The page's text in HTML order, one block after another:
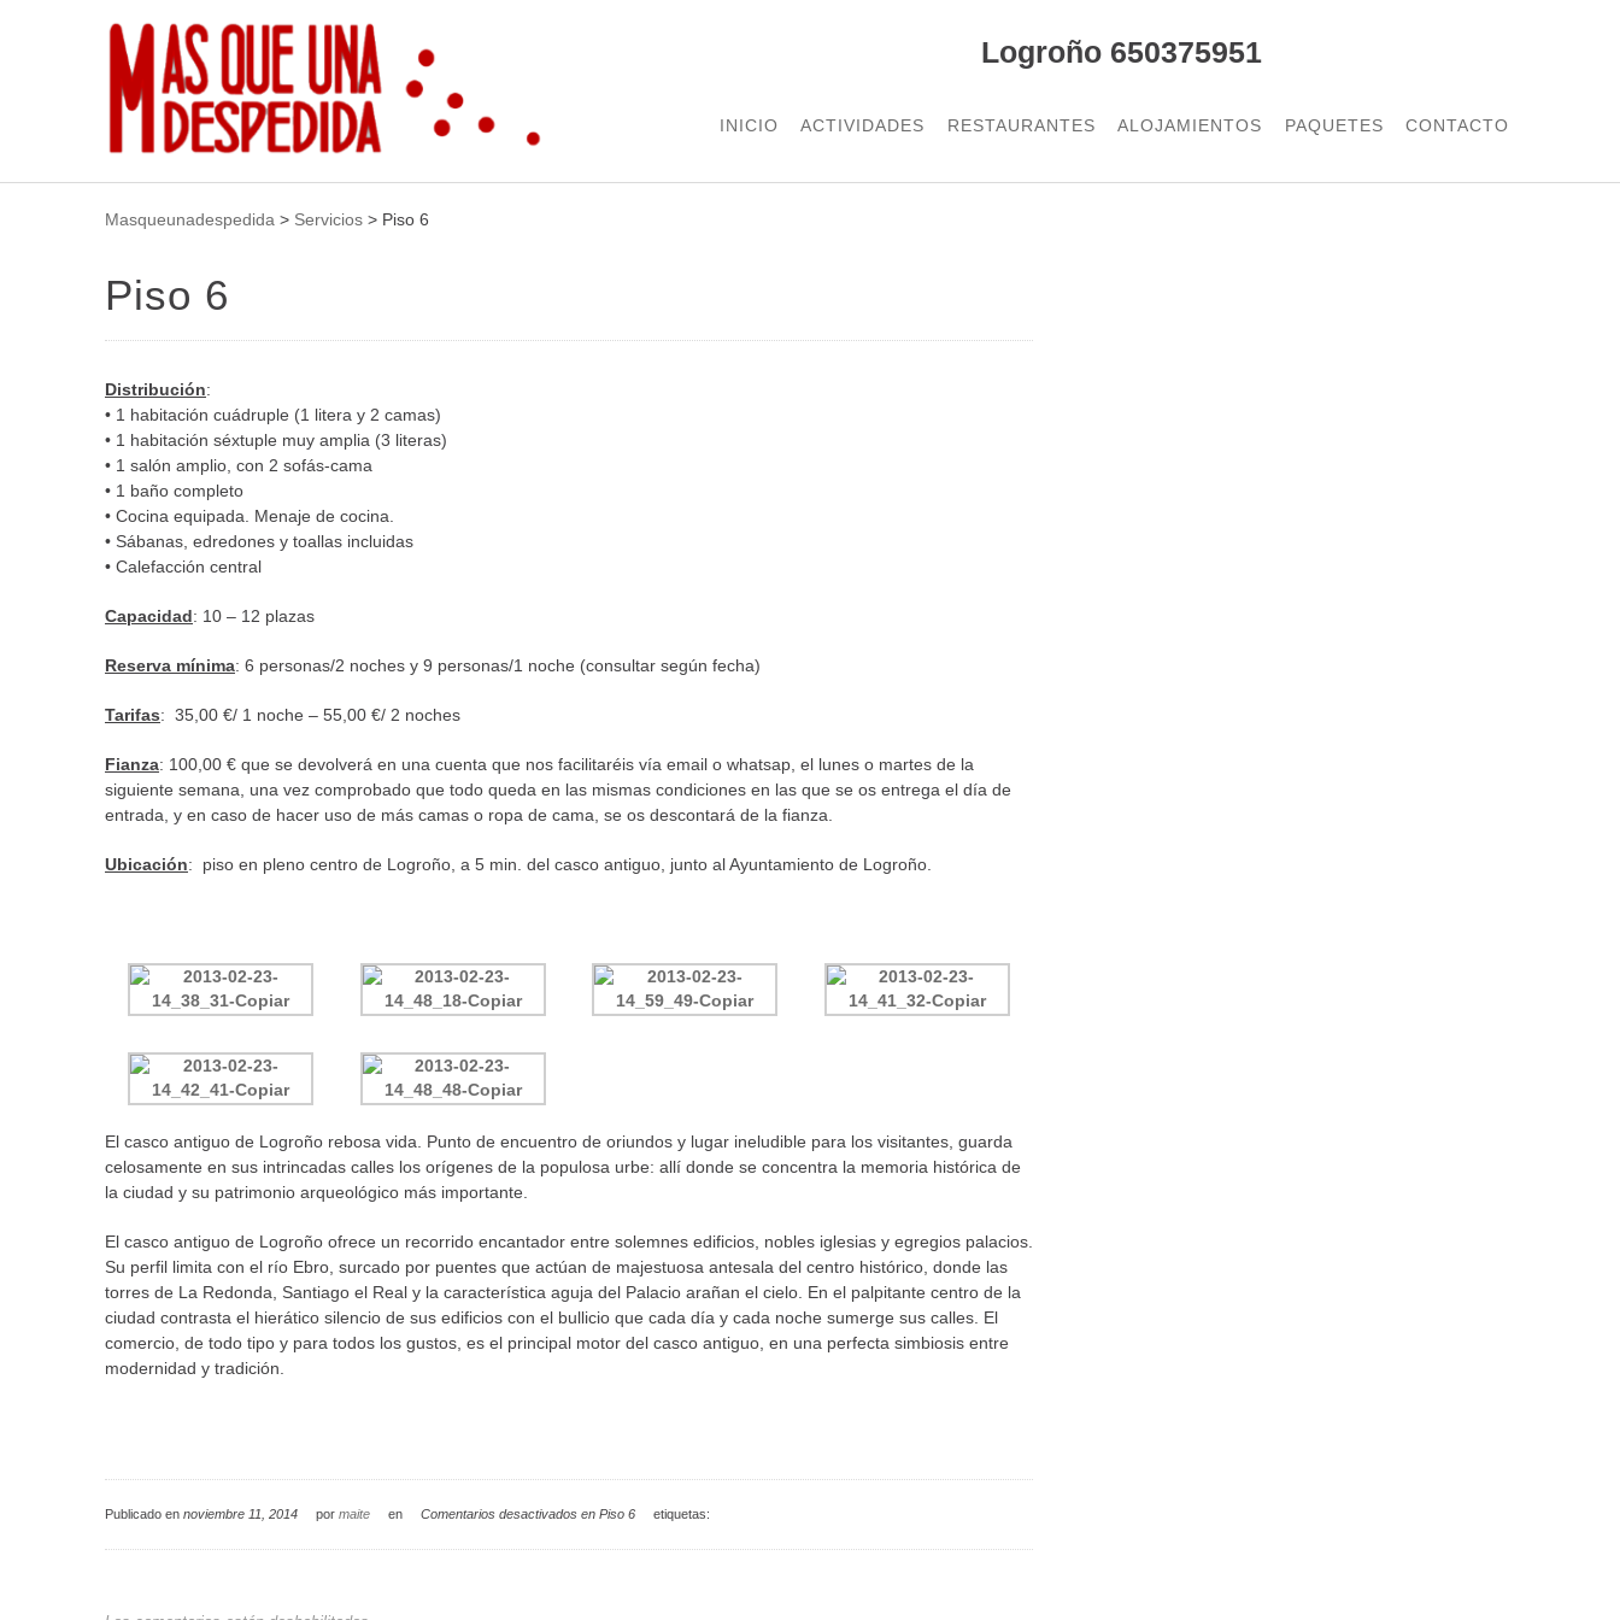
Logroño 650375951
INICIO ACTIVIDADES RESTAURANTES ALOJAMIENTOS PAQUETES CONTACTO
Masqueunadespedida > Servicios > Piso 6
Piso 6
Distribución:
• 1 habitación cuádruple (1 litera y 2 camas)
• 1 habitación séxtuple muy amplia (3 literas)
• 1 salón amplio, con 2 sofás-cama
• 1 baño completo
• Cocina equipada. Menaje de cocina.
• Sábanas, edredones y toallas incluidas
• Calefacción central
Capacidad : 10 – 12 plazas
Reserva mínima: 6 personas/2 noches y 9 personas/1 noche (consultar según fecha)
Tarifas: 35,00 €/ 1 noche – 55,00 €/ 2 noches
Fianza: 100,00 € que se devolverá en una cuenta que nos facilitaréis vía email o whatsap, el lunes o martes de la
siguiente semana, una vez comprobado que todo queda en las mismas condiciones en las que se os entrega el día de
entrada, y en caso de hacer uso de más camas o ropa de cama, se os descontará de la fianza.
Ubicación: piso en pleno centro de Logroño, a 5 min. del casco antiguo, junto al Ayuntamiento de Logroño.
El casco antiguo de Logroño rebosa vida. Punto de encuentro de oriundos y lugar ineludible para los visitantes, guarda
celosamente en sus intrincadas calles los orígenes de la populosa urbe: allí donde se concentra la memoria histórica de
la ciudad y su patrimonio arqueológico más importante.
El casco antiguo de Logroño ofrece un recorrido encantador entre solemnes edificios, nobles iglesias y egregios palacios.
Su perfil limita con el río Ebro, surcado por puentes que actúan de majestuosa antesala del centro histórico, donde las
torres de La Redonda, Santiago el Real y la característica aguja del Palacio arañan el cielo. En el palpitante centro de la
ciudad contrasta el hierático silencio de sus edificios con el bullicio que cada día y cada noche sumerge sus calles. El
comercio, de todo tipo y para todos los gustos, es el principal motor del casco antiguo, en una perfecta simbiosis entre
modernidad y tradición.
Publicado en noviembre 11, 2014 por maite en Comentarios desactivados en Piso 6 etiquetas: